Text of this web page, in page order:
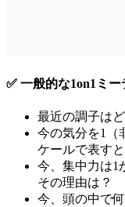
✅ 一般的な1on1ミ
最近の調子は
今の気分を1（
ケールで表すと
今、集中力は1
その理由は？
今、頭の中で